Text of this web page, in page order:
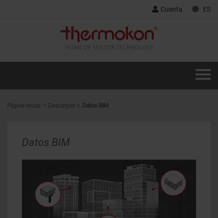
Cuenta ES
Página inicial Descargas Datos BIM
Datos BIM